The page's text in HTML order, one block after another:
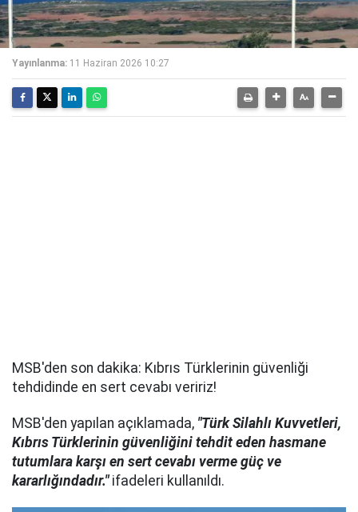
Yayınlanma: 11 Haziran 2026 10:27
MSB'den son dakika: Kıbrıs Türklerinin güvenliği
tehdidinde en sert cevabı veririz!
MSB'den yapılan açıklamada, "Türk Silahlı Kuvvetleri,
Kıbrıs Türklerinin güvenliğini tehdit eden hasmane
tutumlara karşı en sert cevabı verme güç ve
kararlığındadır."ifadeleri kullanıldı.